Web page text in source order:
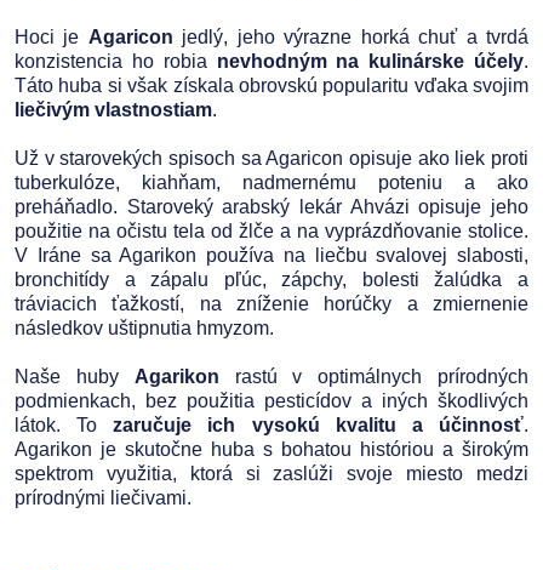
Hoci je Agaricon jedlý, jeho výrazne horká chuť a tvrdá
konzistencia ho robia nevhodným na kulinárske účely.
Táto huba si však získala obrovskú popularitu vďaka svojim
liečivým vlastnostiam.
Už v starovekých spisoch sa Agaricon opisuje ako liek proti
tuberkulóze, kiahňam, nadmernému poteniu a ako
preháňadlo. Staroveký arabský lekár Ahvázi opisuje jeho
použitie na očistu tela od žlče a na vyprázdňovanie stolice.
V Iráne sa Agarikon používa na liečbu svalovej slabosti,
bronchitídy a zápalu pľúc, zápchy, bolesti žalúdka a
tráviacich ťažkostí, na zníženie horúčky a zmiernenie
následkov uštipnutia hmyzom.
Naše huby Agarikon rastú v optimálnych prírodných
podmienkach, bez použitia pesticídov a iných škodlivých
látok. Tozaručuje ich vysokú kvalitu a účinnosť.
Agarikon je skutočne huba s bohatou históriou a širokým
spektrom využitia, ktorá si zaslúži svoje miesto medzi
prírodnými liečivami.